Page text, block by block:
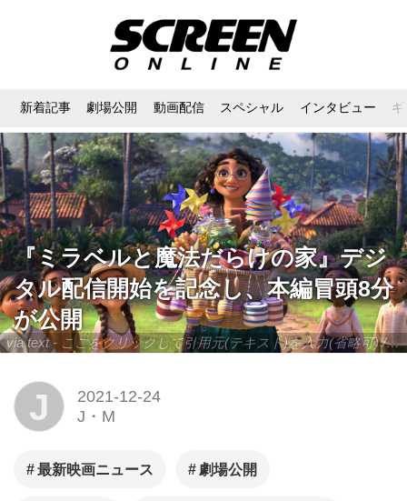
新着記事 劇場公開 動画配信 スペシャル インタビュー
via text - ここをクリックして引用元(テキスト)を入力(省略可) / site.to.link.com - ここをクリックして引用元を入力(省略可)
『ミラベルと魔法だらけの家』デジ
タル配信開始を記念し、本編冒頭8分
が公開
J
2021-12-24
J・M
最新映画ニュース 劇場公開